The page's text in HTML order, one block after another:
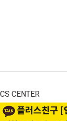
CS CENTER